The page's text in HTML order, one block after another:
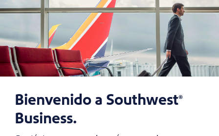
Bienvenido a Southwest®
Business.